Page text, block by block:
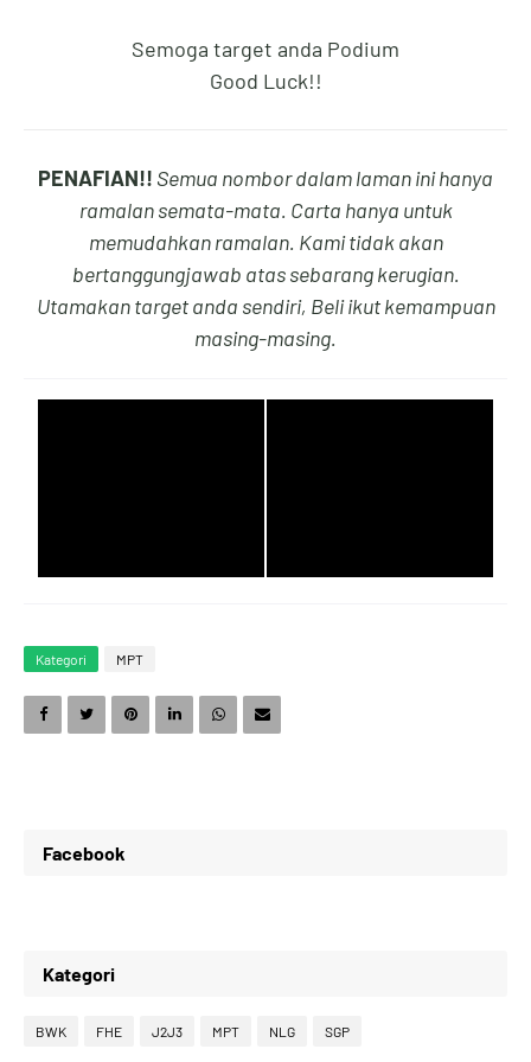
5
8
9
2
4
5
6
8
9
2
7
8
9
1
5
0
3
Semoga target anda Podium
Good Luck!!
PENAFIAN!! Semua nombor dalam laman ini hanya
ramalan semata-mata. Carta hanya untuk
memudahkan ramalan. Kami tidak akan
bertanggungjawab atas sebarang kerugian.
Utamakan target anda sendiri, Beli ikut kemampuan
masing-masing.
Kategori MPT
Facebook
Kategori
BWK FHE J2J3 MPT NLG SGP